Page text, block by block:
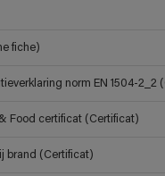
fiche)
norm EN 1504-2_2
Food certificat (Certificat)
brand (Certificat)